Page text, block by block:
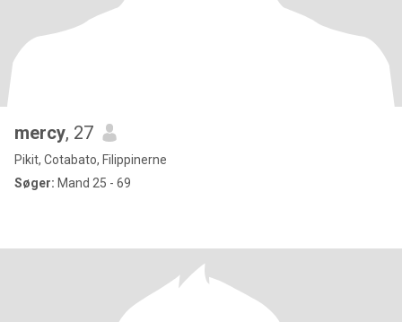
mercy, 27
Pikit, Cotabato, Filippinerne
Søger: Mand 25 - 69